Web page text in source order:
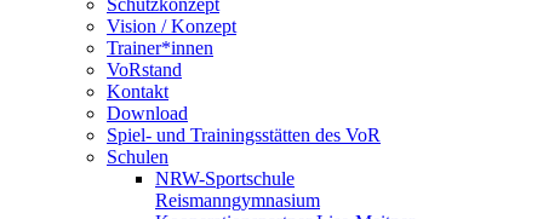
Schutzkonzept
Vision / Konzept
Trainer*innen
VoRstand
Kontakt
Download
Spiel- und Trainingsstätten des VoR
Schulen
NRW-Sportschule
Reismanngymnasium